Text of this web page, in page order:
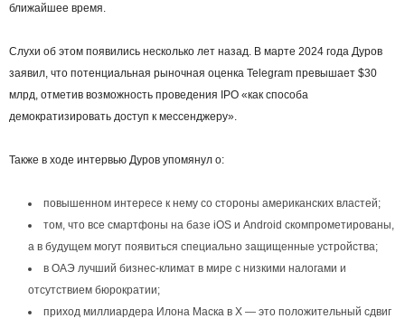
ближайшее время.
Слухи об этом появились несколько лет назад. В марте 2024 года Дуров
заявил, что потенциальная рыночная оценка Telegram превышает $30
млрд, отметив возможность проведения IPO «как способа
демократизировать доступ к мессенджеру».
Также в ходе интервью Дуров упомянул о:
повышенном интересе к нему со стороны американских властей;
том, что все смартфоны на базе iOS и Android скомпрометированы,
а в будущем могут появиться специально защищенные устройства;
в ОАЭ лучший бизнес-климат в мире с низкими налогами и
отсутствием бюрократии;
приход миллиардера Илона Маска в X — это положительный сдвиг